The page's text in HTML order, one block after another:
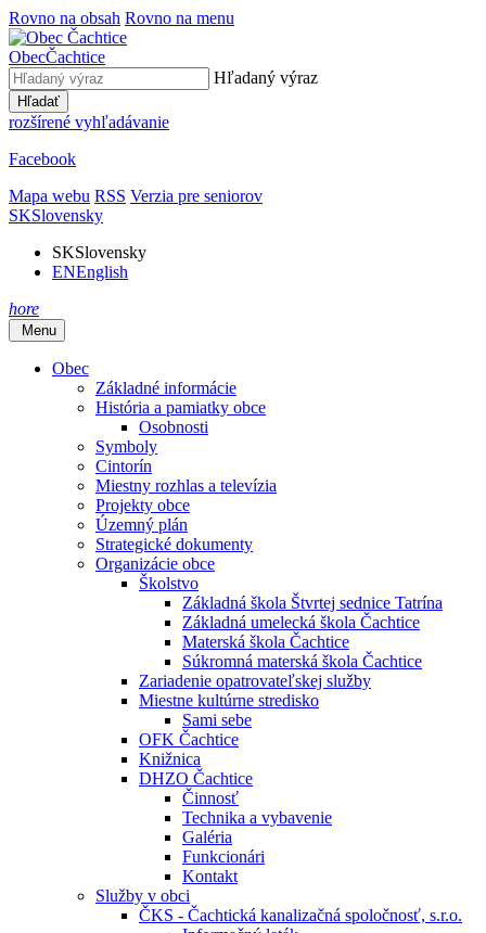
Rovno na obsah Rovno na menu
ObecČachtice
Hľadaný výraz
Hľadať
rozšírené vyhľadávanie
Facebook
Mapa webu RSS Verzia pre seniorov
SKSlovensky
SKSlovensky
ENEnglish
hore
Menu
Obec
Základné informácie
História a pamiatky obce
Osobnosti
Symboly
Cintorín
Miestny rozhlas a televízia
Projekty obce
Územný plán
Strategické dokumenty
Organizácie obce
Školstvo
Základná škola Štvrtej sednice Tatrína
Základná umelecká škola Čachtice
Materská škola Čachtice
Súkromná materská škola Čachtice
Zariadenie opatrovateľskej služby
Miestne kultúrne stredisko
Sami sebe
OFK Čachtice
Knižnica
DHZO Čachtice
Činnosť
Technika a vybavenie
Galéria
Funkcionári
Kontakt
Služby v obci
ČKS - Čachtická kanalizačná spoločnosť, s.r.o.